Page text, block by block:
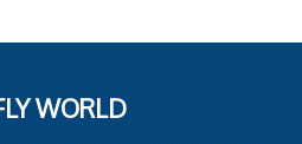
WORLD